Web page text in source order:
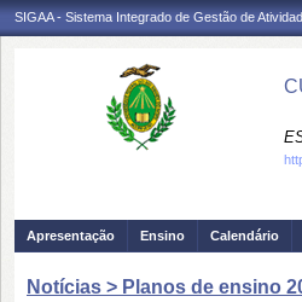
SIGAA - Sistema Integrado de Gestão de
Apresentação Ensino Calendário
Notícias > Planos de ensino